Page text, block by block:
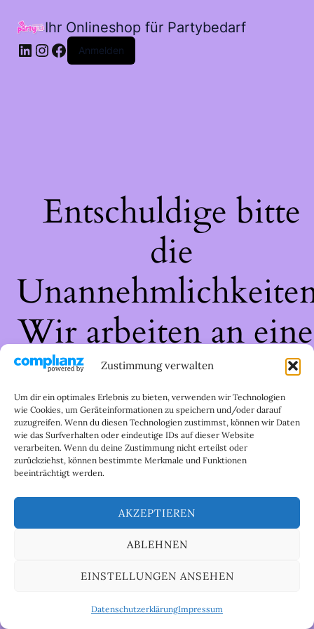
Zustimmung verwalten
Um dir ein optimales Erlebnis zu bieten, verwenden wir Technologien
wie Cookies, um Geräteinformationen zu speichern und/oder darauf
zuzugreifen. Wenn du diesen Technologien zustimmst, können wir Daten
wie das Surfverhalten oder eindeutige IDs auf dieser Website
verarbeiten. Wenn du deine Zustimmung nicht erteilst oder
zurückziehst, können bestimmte Merkmale und Funktionen
beeinträchtigt werden.
AKZEPTIEREN
ABLEHNEN
EINSTELLUNGEN ANSEHEN
DatenschutzerklärungImpressum
Ihr Onlineshop für Partybedarf
LinkedIn
Instagram
Facebook
Anmelden
Entschuldige bitte
die
Wir arbeiten an
großartigen Sache
schau bald wieder
vorbei!